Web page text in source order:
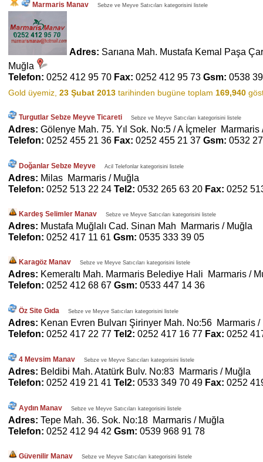
Marmaris Manav Sebze ve Meyve Satıcıları kategorisini listele
Adres: Sarıana Mah. Mustafa Kemal Paşa
Muğla
Telefon: 0252 412 95 70 Fax: 0252 412 95 73 Gsm: 0538
Gold üyemiz, 23 Şubat 2013 tarihinden bugüne toplam 169,940
Turgutlar Sebze Meyve Ticareti Sebze ve Meyve Satıcıları kategorisini listele
Adres: Gölenye Mah. 75. Yıl Sok. No:5 / A İçmeler Marmaris
Telefon: 0252 455 21 36 Fax: 0252 455 21 37 Gsm: 0532
Doğanlar Sebze Meyve Acil Telefonlar kategorisini listele
Adres: Milas Marmaris / Muğla
Telefon: 0252 513 22 24 Tel2: 0532 265 63 20 Fax: 0252
Kardeş Selimler Manav Sebze ve Meyve Satıcıları kategorisini listele
Adres: Mustafa Muğlalı Cad. Sinan Mah Marmaris / Muğla
Telefon: 0252 417 11 61 Gsm: 0535 333 39 05
Karagöz Manav Sebze ve Meyve Satıcıları kategorisini listele
Adres: Kemeraltı Mah. Marmaris Belediye Hali Marmaris /
Telefon: 0252 412 68 67 Gsm: 0533 447 14 36
Öz Site Gıda Sebze ve Meyve Satıcıları kategorisini listele
Adres: Kenan Evren Bulvarı Şirinyer Mah. No:56 Marmaris /
Telefon: 0252 417 22 77 Tel2: 0252 417 16 77 Fax: 0252
4 Mevsim Manav Sebze ve Meyve Satıcıları kategorisini listele
Adres: Beldibi Mah. Atatürk Bulv. No:83 Marmaris / Muğla
Telefon: 0252 419 21 41 Tel2: 0533 349 70 49 Fax: 0252
Aydın Manav Sebze ve Meyve Satıcıları kategorisini listele
Adres: Tepe Mah. 36. Sok. No:18 Marmaris / Muğla
Telefon: 0252 412 94 42 Gsm: 0539 968 91 78
Güvenilir Manav Sebze ve Meyve Satıcıları kategorisini listele